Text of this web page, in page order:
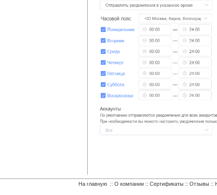
На главную :: О компании :: Сертификаты :: Отзывы ::